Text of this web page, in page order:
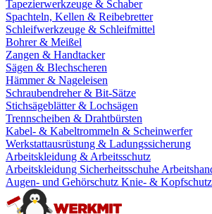
Tapezierwerkzeuge & Schaber
Spachteln, Kellen & Reibebretter
Schleifwerkzeuge & Schleifmittel
Bohrer & Meißel
Zangen & Handtacker
Sägen & Blechscheren
Hämmer & Nageleisen
Schraubendreher & Bit-Sätze
Stichsägeblätter & Lochsägen
Trennscheiben & Drahtbürsten
Kabel- & Kabeltrommeln & Scheinwerfer
Werkstattausrüstung & Ladungssicherung
Arbeitskleidung & Arbeitsschutz
Arbeitskleidung Sicherheitsschuhe
Augen- und Gehörschutz Knie- &